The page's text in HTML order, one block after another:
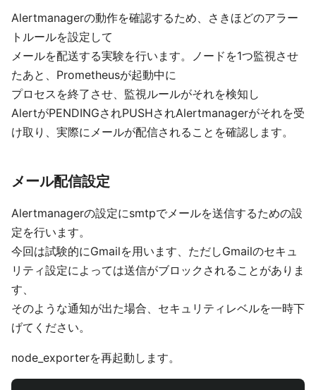
Alertmanagerの動作を確認するため、さきほどのアラー
トルールを設定して
メールを配送する実験を行います。ノードを1つ監視させ
たあと、Prometheusが起動中に
プロセスを終了させ、監視ルールがそれを検知し
AlertがPENDINGされPUSHされAlertmanagerがそれを受
け取り、実際にメールが配信されることを確認します。
メール配信設定
Alertmanagerの設定にsmtpでメールを送信するための設
定を行います。
今回は試験的にGmailを用います、ただしGmailのセキュ
リティ設定によっては送信がブロックされることがありま
す、
そのような通知が出た場合、セキュリティレベルを一時下
げてください。
node_exporterを再起動します。